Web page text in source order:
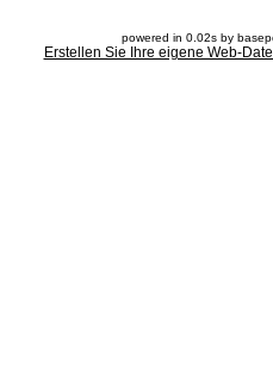
powered in 0.02s by
Erstellen Sie Ihre eigene Web-